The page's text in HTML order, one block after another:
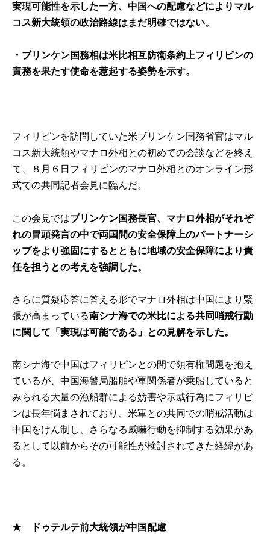
実現可能性を示した一方、中国への配慮などによりマル
コス新大統領の政治路線はまだ明確ではない。
・ブリンケン国務相は米比相互防衛条約上フィリピンの
責務を果たす使命を惹起する姿勢を示す。
フィリピンを訪問していた米ブリンケン国務省官はマル
コス新大統領やマナロ外相との初めての会談などを終え
て、８月６日フィリピンのマナロ外相とのオンライン形
式での共同記者会見に臨んだ。
この会見ではブリンケン国務長官、マナロ外相がそれぞ
れの冒頭発言の中で両国間の安全保障上のパートナーシ
ップをより強固にするとともに地域の安全保障により責
任を担うとの考えを強調した。
さらに質疑応答に答える形でマナロ外相は中国により緊
張が高まっている南シナ海での米比による共同哨戒行動
に関して「実現は可能である」との見解を示した。
南シナ海で中国はフィリピンとの間で領有権問題を抱え
ているが、中国海警局船舶や軍関係者が乗船していると
みられる大量の漁船群による妨害や示威行為にフィリピ
ンは長年悩まされており、米軍との共同での哨戒活動は
中国をけん制し、さらなる威嚇行動を抑制する効果があ
るとして以前からその可能性が検討されてきた経緯があ
る。
★ ドゥテルテ前大統領が中国配慮